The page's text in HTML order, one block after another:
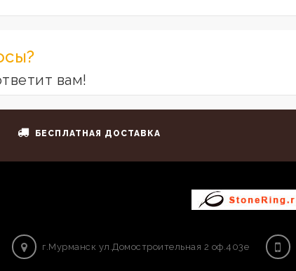
вам!
БЕСПЛАТНАЯ ДОСТАВКА
г.Мурманск ул.Домостроительная 2 оф.403е